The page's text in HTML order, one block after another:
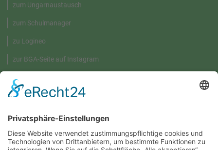
zum Ungarnaustausch
zum Schulmanager
zu Logineo
zur BGA-Seite auf Instagram
GRÜNE UMWELT-BOX